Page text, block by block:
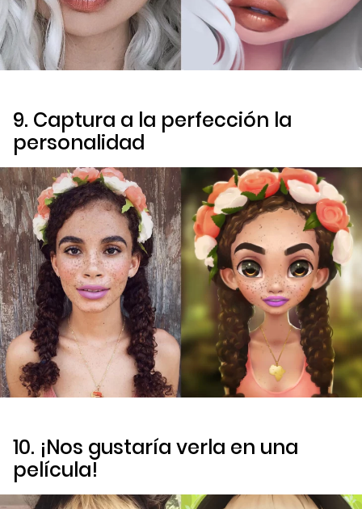
9. Captura a la perfección la
personalidad
10. ¡Nos gustaría verla en una
película!